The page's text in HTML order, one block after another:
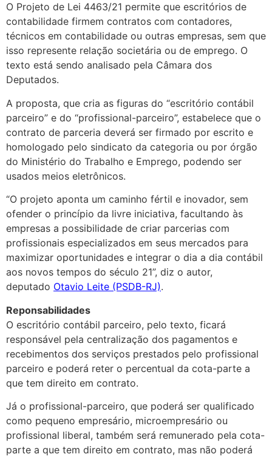
O Projeto de Lei 4463/21 permite que escritórios de
contabilidade firmem contratos com contadores,
técnicos em contabilidade ou outras empresas, sem que
isso represente relação societária ou de emprego. O
texto está sendo analisado pela Câmara dos
Deputados.
A proposta, que cria as figuras do “escritório contábil
parceiro” e do “profissional-parceiro”, estabelece que o
contrato de parceria deverá ser firmado por escrito e
homologado pelo sindicato da categoria ou por órgão
do Ministério do Trabalho e Emprego, podendo ser
usados meios eletrônicos.
“O projeto aponta um caminho fértil e inovador, sem
ofender o princípio da livre iniciativa, facultando às
empresas a possibilidade de criar parcerias com
profissionais especializados em seus mercados para
maximizar oportunidades e integrar o dia a dia contábil
aos novos tempos do século 21”, diz o autor,
deputado Otavio Leite (PSDB-RJ).
Reponsabilidades
O escritório contábil parceiro, pelo texto, ficará
responsável pela centralização dos pagamentos e
recebimentos dos serviços prestados pelo profissional
parceiro e poderá reter o percentual da cota-parte a
que tem direito em contrato.
Já o profissional-parceiro, que poderá ser qualificado
como pequeno empresário, microempresário ou
profissional liberal, também será remunerado pela cota-
parte a que tem direito em contrato, mas não poderá